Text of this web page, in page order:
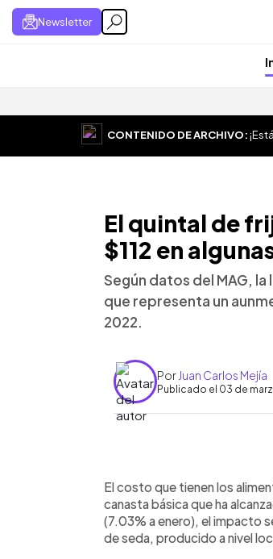
Newsletter
CONTENIDO DE ARCHIVO:
El quintal de
$112 en
Según datos del MAG,
que representa un
2022.
Por Juan Carlos Mejía
Publicado el 03 de
Escuchar
El costo que tienen los
canasta básica que ha
(7.03% a enero), el impacto
de seda, producido a nivel